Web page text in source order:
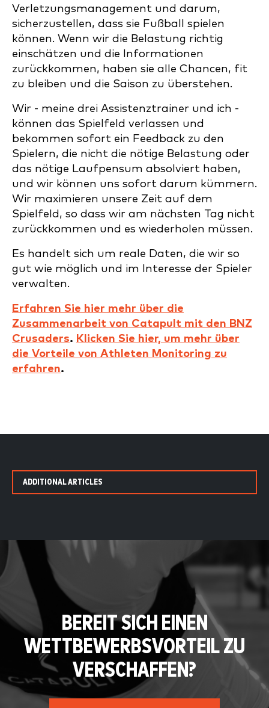
Verletzungsmanagement und darum,
sicherzustellen, dass sie Fußball spielen
können. Wenn wir die Belastung richtig
einschätzen und die Informationen
zurückkommen, haben sie alle Chancen, fit
zu bleiben und die Saison zu überstehen.
Wir - meine drei Assistenztrainer und ich -
können das Spielfeld verlassen und
bekommen sofort ein Feedback zu den
Spielern, die nicht die nötige Belastung oder
das nötige Laufpensum absolviert haben,
und wir können uns sofort darum kümmern.
Wir maximieren unsere Zeit auf dem
Spielfeld, so dass wir am nächsten Tag nicht
zurückkommen und es wiederholen müssen.
Es handelt sich um reale Daten, die wir so
gut wie möglich und im Interesse der Spieler
verwalten.
Erfahren Sie hier mehr über die
Zusammenarbeit von Catapult mit den BNZ
Crusaders. Klicken Sie hier, um mehr über
die Vorteile von Athleten Monitoring zu
erfahren.
ADDITIONAL ARTICLES
BEREIT SICH EINEN
WETTBEWERBSVORTEIL ZU
VERSCHAFFEN?